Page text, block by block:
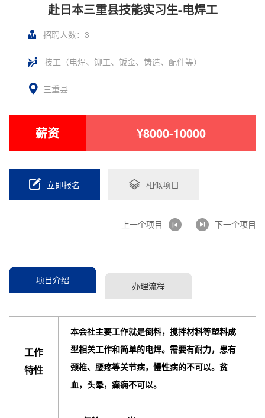
赴日本三重县技能实习生-电焊工
招聘人数：3
技工（电焊、铆工、钣金、铸造、配件等）
三重县
薪资 ¥8000-10000
立即报名 相似项目
上一个项目 下一个项目
项目介绍 办理流程
工作
特性
本会社主要工作就是倒料，搅拌材料等塑料成
型相关工作和简单的电焊。需要有耐力，患有
颈椎、腰疼等关节病，慢性病的不可以。贫
血，头晕，癫痫不可以。